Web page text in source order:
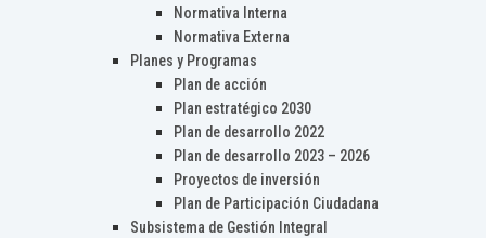
Normativa Interna
Normativa Externa
Planes y Programas
Plan de acción
Plan estratégico 2030
Plan de desarrollo 2022
Plan de desarrollo 2023 – 2026
Proyectos de inversión
Plan de Participación Ciudadana
Subsistema de Gestión Integral